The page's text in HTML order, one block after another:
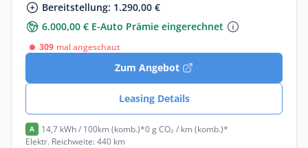
Bereitstellung: 1.290,00 €
6.000,00 € E-Auto Prämie eingerechnet
309 mal angeschaut
Zum Angebot
Leasing Details
A 14,7 kWh / 100km (komb.)*0 g CO₂ / km (komb.)*
Elektr. Reichweite: 440 km